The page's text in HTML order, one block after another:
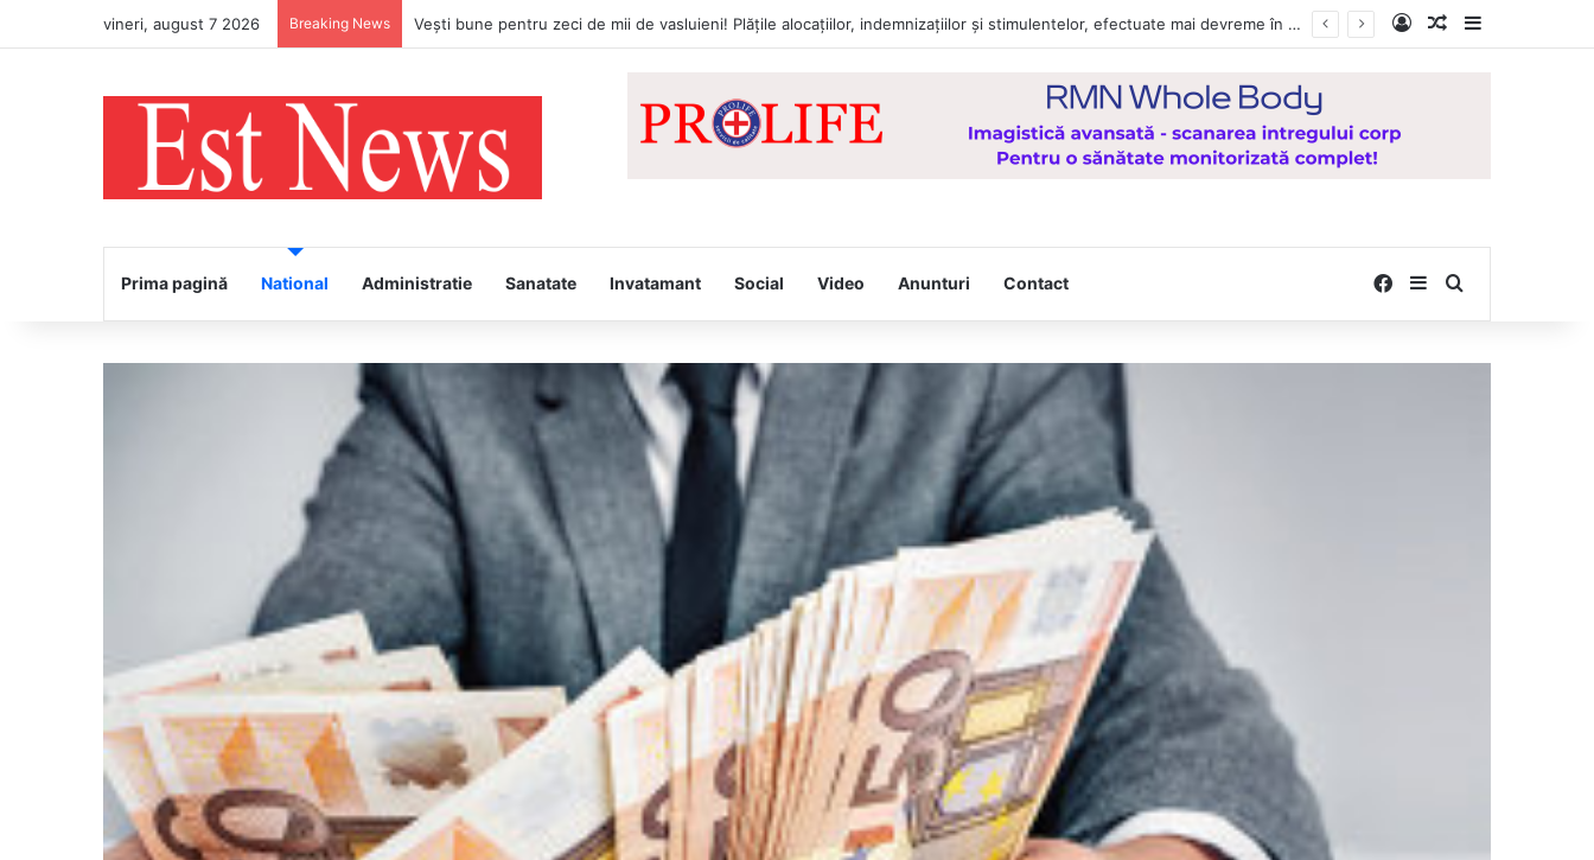
vineri, august 7 2026 Breaking News PS Ignatie va întâmpina, joi, la Vaslui, Icoana făcătoare de minuni a Maicii Domnului, de la Mănăstirea Hadâmbu Log InRandom Article
Prima pagină National Administratie Sanatate Invatamant Social Video Anunturi Contact Facebook
SidebarSearch for